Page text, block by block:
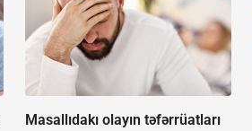
Masallıdakı olayın təfərrüatları